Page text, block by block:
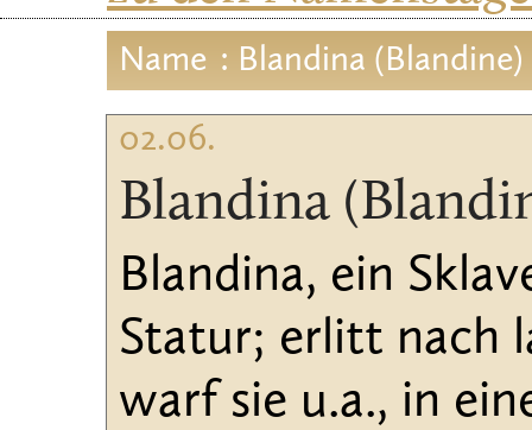
Name : Blandina (Blandine)
02.06.
Blandina
Blandina, ein
Statur; erlitt nach
warf sie u.a., in